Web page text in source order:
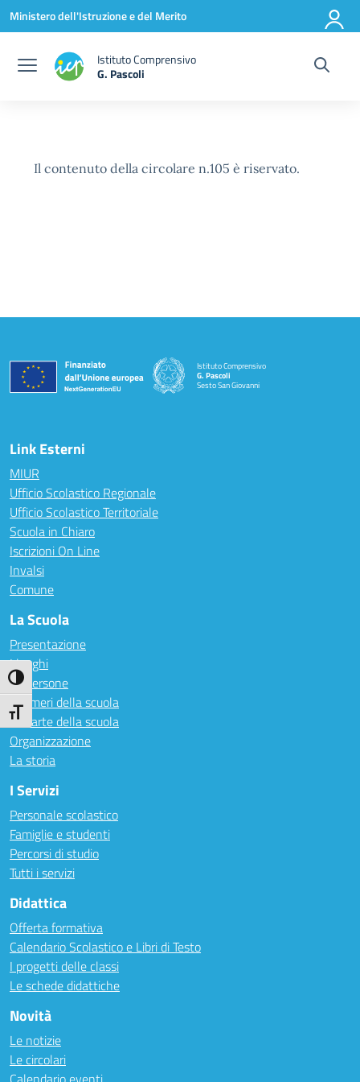
Attiva/disattiva alto contrasto
Attiva/disattiva dimensione testo
Vai ai contenuti
Vai al menu di navigazione
Vai al footer
Ministero dell'Istruzione e del Merito
Istituto Comprensivo
G. Pascoli
Il contenuto della circolare n.105 è riservato.
Istituto Comprensivo
G. Pascoli
Sesto San Giovanni
Link Esterni
MIUR
Ufficio Scolastico Regionale
Ufficio Scolastico Territoriale
Scuola in Chiaro
Iscrizioni On Line
Invalsi
Comune
La Scuola
Presentazione
I luoghi
Le persone
I numeri della scuola
Le carte della scuola
Organizzazione
La storia
I Servizi
Personale scolastico
Famiglie e studenti
Percorsi di studio
Tutti i servizi
Didattica
Offerta formativa
Calendario Scolastico e Libri di Testo
I progetti delle classi
Le schede didattiche
Novità
Le notizie
Le circolari